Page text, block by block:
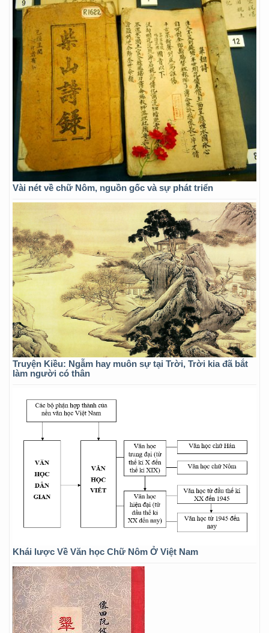
Vài nét về chữ Nôm, nguồn gốc và sự phát triển
Truyện Kiều: Ngẫm hay muôn sự tại Trời, Trời kia đã bắt
làm người có thân
Khái lược Về Văn học Chữ Nôm Ở Việt Nam